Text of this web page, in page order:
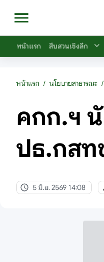
หน้าแรก สืบสวนเชิงลึก
หน้าแรก / นโยบายสาธารณะ /
คกก.ฯ
ปธ.กสท
5 มิ.ย. 2569 14:08